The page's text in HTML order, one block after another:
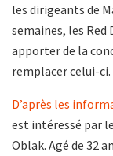
les dirigeants de
semaines, les
apporter de la
remplacer celui-ci.
D’après les
est intéressé par
Oblak. Agé de 32